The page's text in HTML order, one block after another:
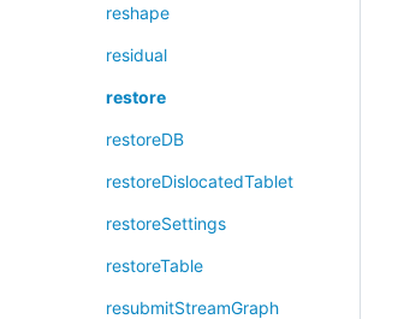
reshape
residual
restore
restoreDB
restoreDislocatedTablet
restoreSettings
restoreTable
resubmitStreamGraph